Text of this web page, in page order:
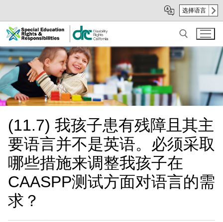
Main
Content
sub
navigation
选择语言
Search for:
(11.7) 我孩子患有残障且其主
要语言并不是英语。必须采取
哪些措施来调整我孩子在
CAASPP测试方面对语言的需
求？